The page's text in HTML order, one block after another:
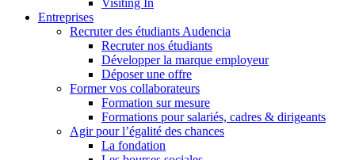
Visiting In
Entreprises
Recruter des étudiants Audencia
Recruter nos étudiants
Développer la marque employeur
Déposer une offre
Former vos collaborateurs
Formation sur mesure
Formations pour salariés, cadres & dirigeants
Agir pour l’égalité des chances
La fondation